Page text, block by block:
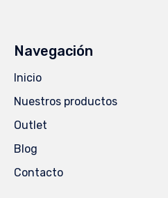
Navegación
Inicio
Nuestros productos
Outlet
Blog
Contacto